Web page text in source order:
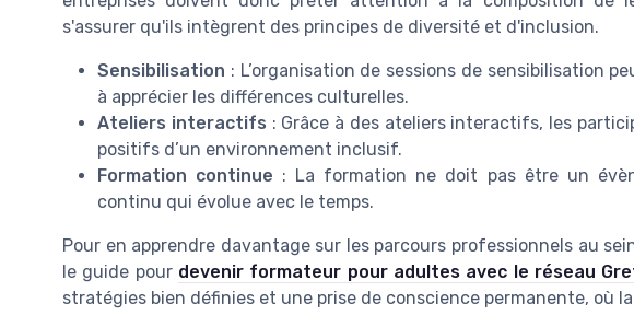
s'assurer qu'ils intègrent des principes de diversité et d'inclusion.
Sensibilisation : L’organisation de sessions de sensibilisation
à apprécier les différences culturelles.
Ateliers interactifs : Grâce à des ateliers interactifs, les
positifs d’un environnement inclusif.
Formation continue : La formation ne doit pas être un
continu qui évolue avec le temps.
Pour en apprendre davantage sur les parcours professionnels au
le guide pour devenir formateur pour adultes avec le réseau
stratégies bien définies et une prise de conscience permanente, où